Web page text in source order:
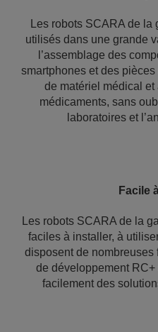
Les robots SCARA de
utilisés dans une grande
l’assemblage des
smartphones et des
de matériel médical
médicaments, sans
laboratoires et
Facile
Les robots SCARA de la
faciles à installer, à
disposent de nombreuses
de développement RC+
facilement des